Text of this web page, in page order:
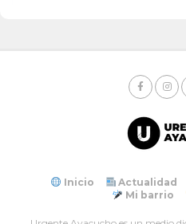
Inicio Actualidad
Mi barrio